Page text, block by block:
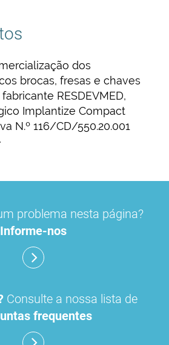
dos
brocas, fresas e chaves
RESDEVMED,
Implantize Compact
N.º 116/CD/550.20.001
problema nesta página?
Informe-nos
Consulte a nossa lista de
frequentes